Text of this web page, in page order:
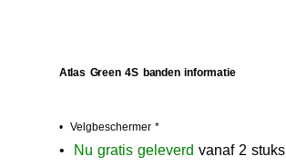
Atlas Green 4S banden informatie
• Velgbeschermer *
• N u gratis geleverd vanaf 2 stuks